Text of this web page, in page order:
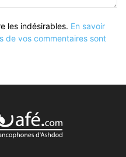
les indésirables. En savoir
de vos commentaires sont